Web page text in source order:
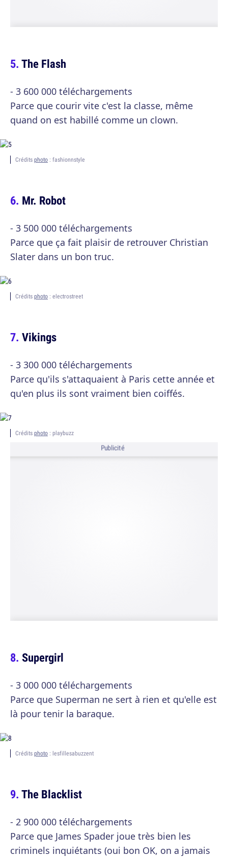
The Flash
- 3 600 000 téléchargements
Parce que courir vite c'est la classe, même
quand on est habillé comme un clown.
Crédits photo : fashionnstyle
Mr. Robot
- 3 500 000 téléchargements
Parce que ça fait plaisir de retrouver Christian
Slater dans un bon truc.
Crédits photo : electrostreet
Vikings
- 3 300 000 téléchargements
Parce qu'ils s'attaquaient à Paris cette année et
qu'en plus ils sont vraiment bien coiffés.
Crédits photo : playbuzz
Publicité
Supergirl
- 3 000 000 téléchargements
Parce que Superman ne sert à rien et qu'elle est
là pour tenir la baraque.
Crédits photo : lesfillesabuzzent
The Blacklist
- 2 900 000 téléchargements
Parce que James Spader joue très bien les
criminels inquiétants (oui bon OK, on a jamais